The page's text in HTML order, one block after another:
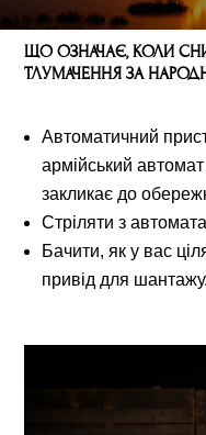
ЩО ОЗНАЧАЄ, КОЛИ
ТЛУМАЧЕННЯ ЗА
Автоматичний
армійський
закликає до
Стріляти з
Бачити, як у вас
привід для шантажу.